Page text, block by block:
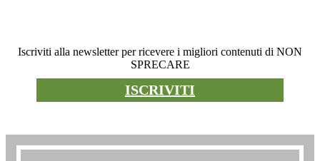
Iscriviti alla newsletter per ricevere i migliori contenuti di NON
SPRECARE
ISCRIVITI